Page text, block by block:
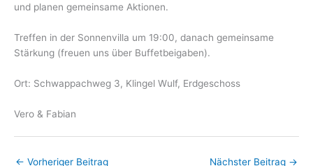
und planen gemeinsame Aktionen.
Treffen in der Sonnenvilla um 19:00, danach gemeinsame
Stärkung (freuen uns über Buffetbeigaben).
Ort: Schwappachweg 3, Klingel Wulf, Erdgeschoss
Vero & Fabian
← Vorheriger Beitrag Nächster Beitrag →